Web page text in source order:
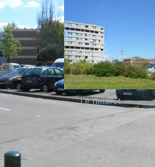
Le Tintoret